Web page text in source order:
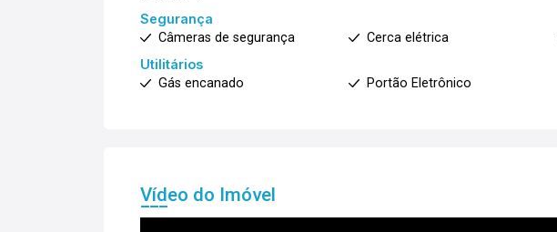
Segurança
Câmeras de segurança
Cerca elétrica
Utilitários
Gás encanado
Portão Eletrônico
Vídeo do Imóvel